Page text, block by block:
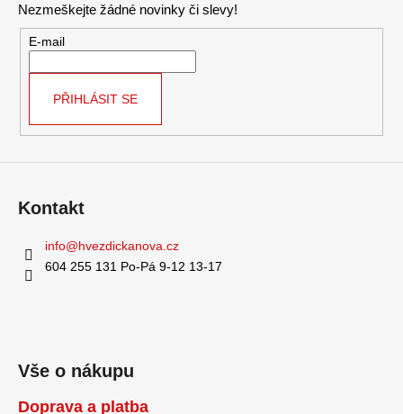
a
c
v
u
Nezmeškejte žádné novinky či slevy!
E-mail
PŘIHLÁSIT SE
Kontakt
info@hvezdickanova.cz
604 255 131 Po-Pá 9-12 13-17
Vše o nákupu
Doprava a platba